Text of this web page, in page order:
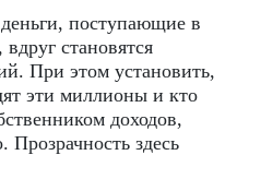
поступающие в
становятся
При этом установить,
эти миллионы и кто
доходов,
Прозрачность здесь